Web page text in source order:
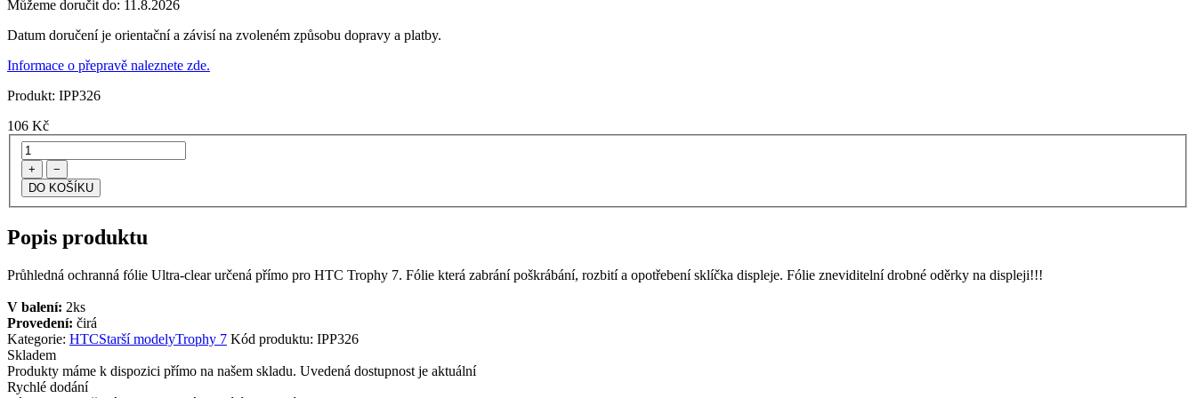
Můžeme doručit do: 11.8.2026
Datum doručení je orientační a závisí na zvoleném způsobu dopravy a platby.
Informace o přepravě naleznete zde.
Produkt: IPP326
106 Kč
+ −
Popis produktu
Průhledná ochranná fólie Ultra-clear určená přímo pro HTC Trophy 7. Fólie která zabrání poškrábání, rozbití a opotřebení sklíčka displeje. Fólie zneviditelní drobné oděrky na displeji!!!
V balení: 2ks
Provedení: čirá
Kategorie: HTCStarší modelyTrophy 7 Kód produktu: IPP326
Skladem
Produkty máme k dispozici přímo na našem skladu. Uvedená dostupnost je aktuální
Rychlé dodání